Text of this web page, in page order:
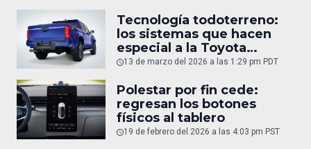
Tecnología todoterreno:
los sistemas que hacen
especial a la Toyota
Tacoma
13 de marzo del 2026 a las 1:29 pm PDT
Polestar por fin cede:
regresan los botones
físicos al tablero
19 de febrero del 2026 a las 4:03 pm PST